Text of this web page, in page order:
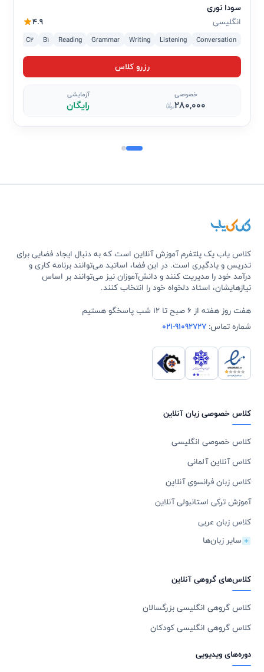
سودا نوری
انگلیسی
4.9
Conversation
Listening
Writing
Grammar
Reading
B1
C2
رزرو کلاس
خصوصی
280,000
آزمایشی
رایگان
کلاس یاب یک پلتفرم آموزش آنلاین است که به دنبال ایجاد فضایی برای
تدریس و یادگیری است. در این فضا، اساتید می‌توانند برنامه کاری و
درآمد خود را مدیریت کنند و دانش‌آموزان نیز می‌توانند بر اساس
نیازهایشان، استاد دلخواه خود را انتخاب کنند.
هفت روز هفته از 6 صبح تا 12 شب پاسخگو هستیم
شماره تماس:021-91092727
کلاس خصوصی زبان آنلاین
کلاس خصوصی انگلیسی
کلاس آنلاین آلمانی
کلاس زبان فرانسوی آنلاین
آموزش ترکی استانبولی آنلاین
کلاس زبان عربی
سایر زبان‌ها
کلاس‌های گروهی آنلاین
کلاس گروهی انگلیسی بزرگسالان
کلاس گروهی انگلیسی کودکان
دوره‌های ویدیویی